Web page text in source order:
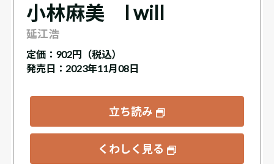
小林麻美 I will
延江浩
定価： 902円（税込）
発売日：2023年11月08日
立ち読み
くわしく見る